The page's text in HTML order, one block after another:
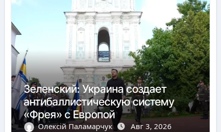
Зеленский: Украина создает
антибаллистическую систему
«Фрея» с Европой
Олексій Паламарчук Авг 3, 2026